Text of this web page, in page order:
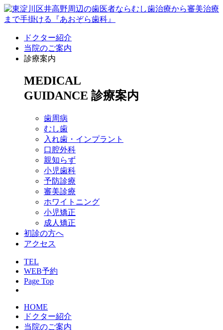
ドクター紹介
当院のご案内
診療案内
MEDICAL
GUIDANCE 診療案内
歯周病
むし歯
入れ歯・インプラント
口腔外科
親知らず
小児歯科
予防診療
審美診療
ホワイトニング
小児矯正
成人矯正
初診の方へ
アクセス
TEL
WEB予約
Page Top
HOME
ドクター紹介
当院のご案内